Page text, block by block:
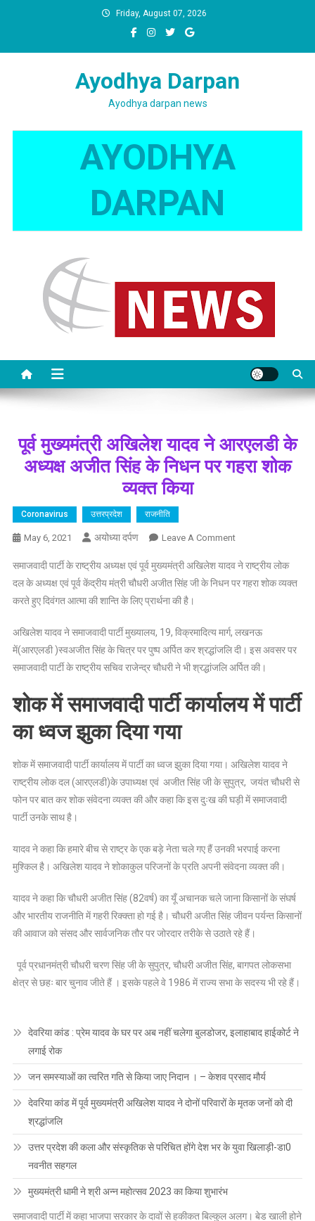
Friday, August 07, 2026
Ayodhya Darpan
Ayodhya darpan news
AYODHYA
DARPAN
पूर्व मुख्यमंत्री अखिलेश यादव ने आरएलडी के
अध्यक्ष अजीत सिंह के निधन पर गहरा शोक
व्यक्त किया
Coronavirus उत्तरप्रदेश राजनीति
May 6, 2021 अयोध्या दर्पण Leave A CommentOn
मुख्यमंत्री
अखिलेश
आरएलडी
के
अध्यक्ष
सिंह
के
गहरा
शोक
व्यक्त
समाजवादी पार्टी के राष्ट्रीय अध्यक्ष एवं पूर्व मुख्यमंत्री अखिलेश यादव ने राष्ट्रीय लोक
दल के अध्यक्ष एवं पूर्व केंद्रीय मंत्री चौधरी अजीत सिंह जी के निधन पर गहरा शोक व्यक्त
करते हुए दिवंगत आत्मा की शान्ति के लिए प्रार्थना की है।
अखिलेश यादव ने समाजवादी पार्टी मुख्यालय, 19, विक्रमादित्य मार्ग, लखनऊ
में(आरएलडी )स्वअजीत सिंह के चित्र पर पुष्प अर्पित कर श्रद्धांजलि दी। इस अवसर पर
समाजवादी पार्टी के राष्ट्रीय सचिव राजेन्द्र चौधरी ने भी श्रद्धांजलि अर्पित की।
शोक में समाजवादी पार्टी कार्यालय में पार्टी
का ध्वज झुका दिया गया
शोक में समाजवादी पार्टी कार्यालय में पार्टी का ध्वज झुका दिया गया। अखिलेश यादव ने
राष्ट्रीय लोक दल (आरएलडी)के उपाध्यक्ष एवं अजीत सिंह जी के सुपुत्र, जयंत चौधरी से
फोन पर बात कर शोक संवेदना व्यक्त की और कहा कि इस दुःख की घड़ी में समाजवादी
पार्टी उनके साथ है।
यादव ने कहा कि हमारे बीच से राष्ट्र के एक बड़े नेता चले गए हैं उनकी भरपाई करना
मुश्किल है। अखिलेश यादव ने शोकाकुल परिजनों के प्रति अपनी संवेदना व्यक्त की।
यादव ने कहा कि चौधरी अजीत सिंह (82वर्ष) का यूँ अचानक चले जाना किसानों के संघर्ष
और भारतीय राजनीति में गहरी रिक्क्ता हो गई है। चौधरी अजीत सिंह जीवन पर्यन्त किसानों
की आवाज को संसद और सार्वजनिक तौर पर जोरदार तरीके से उठाते रहे हैं।
पूर्व प्रधानमंत्री चौधरी चरण सिंह जी के सुपुत्र, चौधरी अजीत सिंह, बागपत लोकसभा
क्षेत्र से छहः बार चुनाव जीते हैं । इसके पहले वे 1986 में राज्य सभा के सदस्य भी रहे हैं।
देवरिया कांड : प्रेम यादव के घर पर अब नहीं चलेगा बुलडोजर, इलाहाबाद हाईकोर्ट ने
लगाई रोक
जन समस्याओं का त्वरित गति से किया जाए निदान । – केशव प्रसाद मौर्य
देवरिया कांड में पूर्व मुख्यमंत्री अखिलेश यादव ने दोनों परिवारों के मृतक जनों को दी
श्रद्धांजलि
उत्तर प्रदेश की कला और संस्कृतिक से परिचित होंगे देश भर के युवा खिलाड़ी-डा0
नवनीत सहगल
मुख्यमंत्री धामी ने श्री अन्न महोत्सव 2023 का किया शुभारंभ
समाजवादी पार्टी में कहा भाजपा सरकार के दावों से हकीकत बिल्कुल अलग। बेड खाली होने